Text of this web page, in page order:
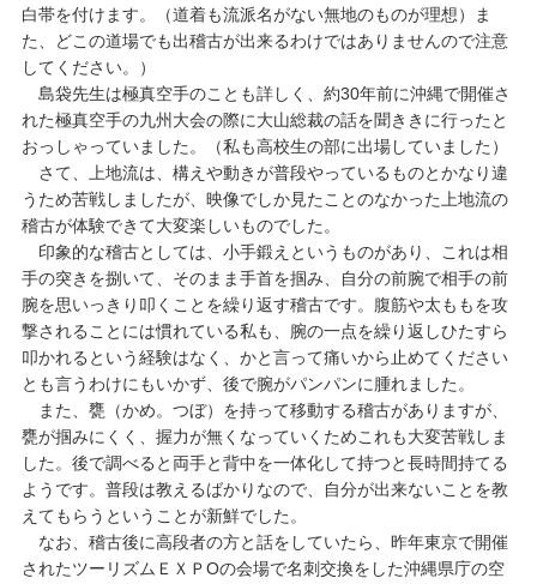
白帯を付けます。（道着も流派名がない無地のものが理想）ま
た、どこの道場でも出稽古が出来るわけではありませんので注意
してください。）
島袋先生は極真空手のことも詳しく、約30年前に沖縄で開催さ
れた極真空手の九州大会の際に大山総裁の話を聞ききに行ったと
おっしゃっていました。（私も高校生の部に出場していました）
さて、上地流は、構えや動きが普段やっているものとかなり違
うため苦戦しましたが、映像でしか見たことのなかった上地流の
稽古が体験できて大変楽しいものでした。
印象的な稽古としては、小手鍛えというものがあり、これは相
手の突きを捌いて、そのまま手首を掴み、自分の前腕で相手の前
腕を思いっきり叩くことを繰り返す稽古です。腹筋や太ももを攻
撃されることには慣れている私も、腕の一点を繰り返しひたすら
叩かれるという経験はなく、かと言って痛いから止めてください
とも言うわけにもいかず、後で腕がパンパンに腫れました。
また、甕（かめ。つぼ）を持って移動する稽古がありますが、
甕が掴みにくく、握力が無くなっていくためこれも大変苦戦しま
した。後で調べると両手と背中を一体化して持つと長時間持てる
ようです。普段は教えるばかりなので、自分が出来ないことを教
えてもらうということが新鮮でした。
なお、稽古後に高段者の方と話をしていたら、昨年東京で開催
されたツーリズムＥＸＰOの会場で名刺交換をした沖縄県庁の空